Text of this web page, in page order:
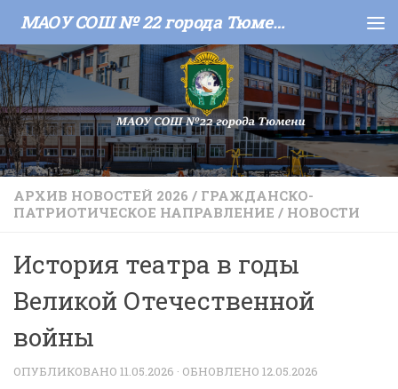
Skip to content МАОУ СОШ № 22 города Тюмени
АРХИВ НОВОСТЕЙ 2026 / ГРАЖДАНСКО-
ПАТРИОТИЧЕСКОЕ НАПРАВЛЕНИЕ / НОВОСТИ
История театра в годы
Великой Отечественной
войны
ОПУБЛИКОВАНО 11.05.2026 · ОБНОВЛЕНО 12.05.2026